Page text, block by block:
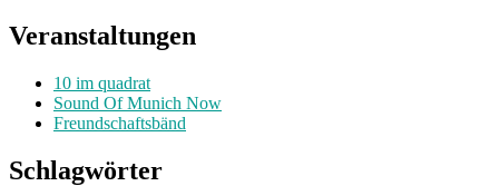
Veranstaltungen
10 im quadrat
Sound Of Munich Now
Freundschaftsbänd
Schlagwörter